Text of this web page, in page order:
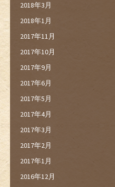
2018年3月
2018年1月
2017年11月
2017年10月
2017年9月
2017年6月
2017年5月
2017年4月
2017年3月
2017年2月
2017年1月
2016年12月